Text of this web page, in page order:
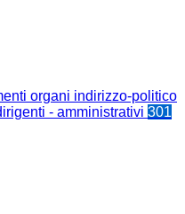
organi indirizzo-politico
- amministrativi 301